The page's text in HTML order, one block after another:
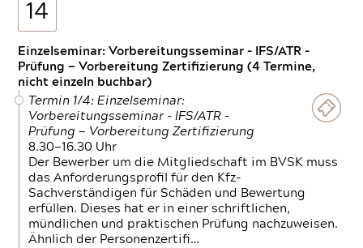
14
Einzelseminar: Vorbereitungsseminar - IFS/ATR -
Prüfung — Vorbereitung Zertifizierung (4 Termine,
nicht einzeln buchbar)
Termin 1/4: Einzelseminar:
Vorbereitungsseminar - IFS/ATR -
Prüfung — Vorbereitung Zertifizierung
8.30—16.30 Uhr
Der Bewerber um die Mitgliedschaft im BVSK muss
das Anforderungsprofil für den Kfz-
Sachverständigen für Schäden und Bewertung
erfüllen. Dieses hat er in einer schriftlichen,
mündlichen und praktischen Prüfung nachzuweisen.
Ähnlich der Personenzertifi…